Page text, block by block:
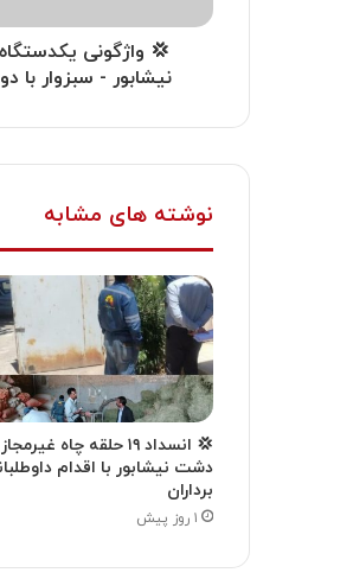
💢 واژگونی
نیشابور - سبزوار
نوشته های مشابه
💢 انسداد ۱۹ حلقه چاه
دشت نیشابور با اقدام
برداران
۱ روز پیش